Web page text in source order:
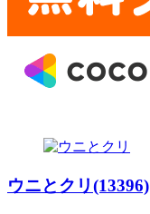
ウニとクリ(13396)